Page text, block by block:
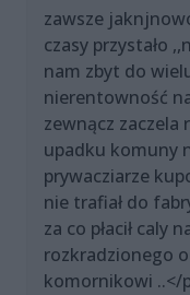
zawsze
czasy przystało
nam zbyt do
nierentowność
zewnącz zaczela
upadku komuny
prywacziarze
nie trafiał do
za co płacił caly
rozkradzionego
komornikowi ..</